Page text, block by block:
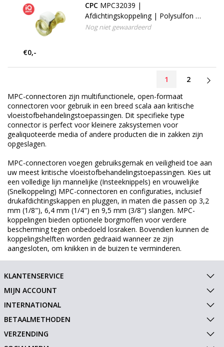
CPC MPC32039 |
Afdichtingskoppeling | Polysulfon |
zonder vergrendeling
Nog niet gewaardeerd
€0,-
1
2
MPC-connectoren zijn multifunctionele, open-formaat
connectoren voor gebruik in een breed scala aan kritische
vloeistofbehandelingstoepassingen. Dit specifieke type
connector is perfect voor kleinere zaksystemen voor
gealiquoteerde media of andere producten die in zakken zijn
opgeslagen.
MPC-connectoren voegen gebruiksgemak en veiligheid toe aan
uw meest kritische vloeistofbehandelingstoepassingen. Kies uit
een volledige lijn mannelijke (Insteeknippels) en vrouwelijke
(Snelkoppeling) MPC-connectoren en configuraties, inclusief
drukafdichtingskappen en pluggen, in maten die passen op 3,2
mm (1/8"), 6,4 mm (1/4") en 9,5 mm (3/8") slangen. MPC-
koppelingen bieden optionele borgmoffen voor verdere
bescherming tegen onbedoeld losraken. Bovendien kunnen de
koppelingshelften worden gedraaid wanneer ze zijn
aangesloten, om knikken in de buizen te verminderen.
KLANTENSERVICE
MIJN ACCOUNT
INTERNATIONAL
BETAALMETHODEN
VERZENDING